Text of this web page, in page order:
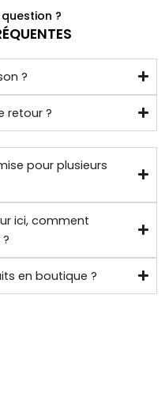
quelq
kilom
de
chez
soi.
?
?
retour ?
pour plusieurs
ici, comment
en boutique ?